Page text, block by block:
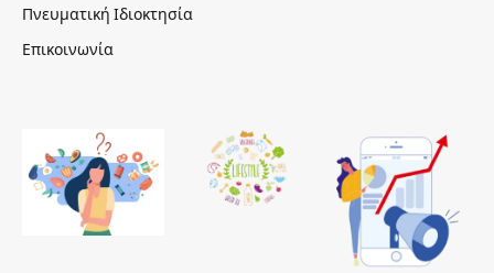
Πνευματική Ιδιοκτησία
Επικοινωνία